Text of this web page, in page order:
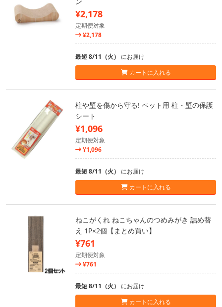
¥2,178
定期便対象
¥2,178
最短 8/11（火） にお届け
カートに入れる
柱や壁を傷から守る! ペット用 柱・壁の保護
シート
¥1,096
定期便対象
¥1,096
最短 8/11（火） にお届け
カートに入れる
ねこがくれ ねこちゃんのつめみがき 詰め替
え 1P×2個【まとめ買い】
¥761
定期便対象
¥761
最短 8/11（火） にお届け
カートに入れる